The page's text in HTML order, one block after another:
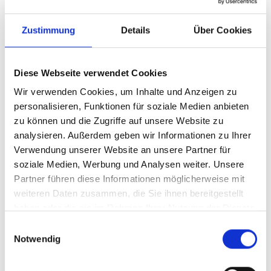
Zustimmung Details Über Cookies
Diese Webseite verwendet Cookies
Wir verwenden Cookies, um Inhalte und Anzeigen zu
personalisieren, Funktionen für soziale Medien anbieten
zu können und die Zugriffe auf unsere Website zu
analysieren. Außerdem geben wir Informationen zu Ihrer
Verwendung unserer Website an unsere Partner für
soziale Medien, Werbung und Analysen weiter. Unsere
Partner führen diese Informationen möglicherweise mit
weiteren Daten zusammen, die Sie ihnen bereitgestellt
Notwendig
gesetzliche Aufbewahrungspflicht besteht.
4. Ihre Rechte als betroffene Person
Auskunft über Ihre von uns verarbeiteten
personenbezogenen Daten zu verlangen gemäß
Art. 16 DSGVO unverzüglich die Berichtigung
unrichtiger oder Vervollständigung Ihrer bei uns
gespeicherten Daten zu verlangen gemäß Art. 17
DSGVO die Löschung Ihrer bei uns gespeicherten
Daten zu verlangen, soweit keine gesetzlichen
Aufbewahrungspflichten bestehen gemäß Art. 18
DSGVO die Einschränkung der Verarbeitung Ihrer
Daten zu verlangen gemäß Art. 20 DSGVO Ihre
strukturierten, gängigen und maschinenlesbaren